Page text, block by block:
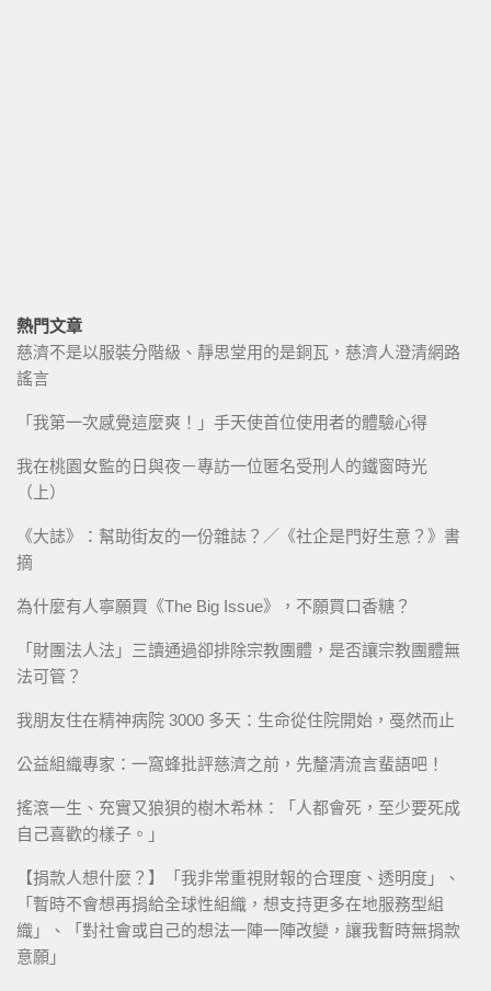
熱門文章
慈濟不是以服裝分階級、靜思堂用的是銅瓦，慈濟人澄清網路
謠言
「我第一次感覺這麼爽！」手天使首位使用者的體驗心得
我在桃園女監的日與夜－專訪一位匿名受刑人的鐵窗時光
（上）
《大誌》：幫助街友的一份雜誌？／《社企是門好生意？》書
摘
為什麼有人寧願買《The Big Issue》，不願買口香糖？
「財團法人法」三讀通過卻排除宗教團體，是否讓宗教團體無
法可管？
我朋友住在精神病院 3000 多天：生命從住院開始，戞然而止
公益組織專家：一窩蜂批評慈濟之前，先釐清流言蜚語吧！
搖滾一生、充實又狼狽的樹木希林：「人都會死，至少要死成
自己喜歡的樣子。」
【捐款人想什麼？】「我非常重視財報的合理度、透明度」、
「暫時不會想再捐給全球性組織，想支持更多在地服務型組
織」、「對社會或自己的想法一陣一陣改變，讓我暫時無捐款
意願」